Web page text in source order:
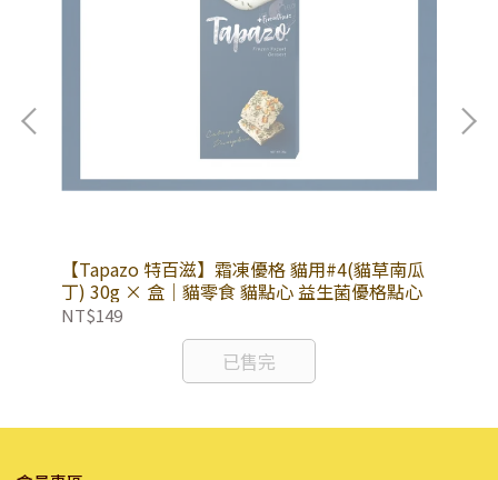
【Tapazo 特百滋】霜凍優格 貓用#4(貓草南瓜
丁) 30g × 盒｜貓零食 貓點心 益生菌優格點心
NT$149
已售完